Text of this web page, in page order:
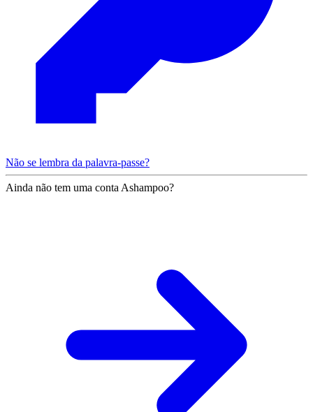
Não se lembra da palavra-passe?
Ainda não tem uma conta Ashampoo?